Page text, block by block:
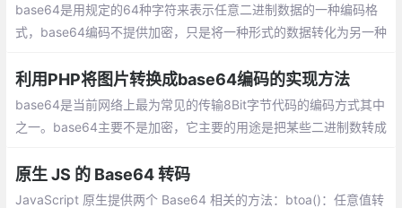
base64是用规定的64种字符来表示任意二进制数据的一种编码格
式，base64编码不提供加密，只是将一种形式的数据转化为另一种
节表示
利用PHP将图片转换成base64编码的实现方法
base64是当前网络上最为常见的传输8Bit字节代码的编码方式其中
之一。base64主要不是加密，它主要的用途是把某些二进制数转成
制字符，不能直接传送，所以需要转换一下
原生 JS 的 Base64 转码
JavaScript 原生提供两个 Base64 相关的方法：btoa()：任意值转